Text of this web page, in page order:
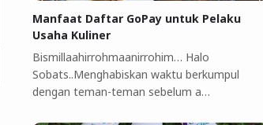
Manfaat Daftar GoPay untuk Pelaku
Usaha Kuliner ‎
Bismillaahirrohmaanirrohim…‎ Halo
Sobats..Menghabiskan waktu berkumpul
dengan teman-teman sebelum a…